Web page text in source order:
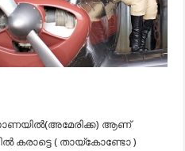
ആണ്
കരാട്ടെ ( തായ്‌കോണ്ടോ )